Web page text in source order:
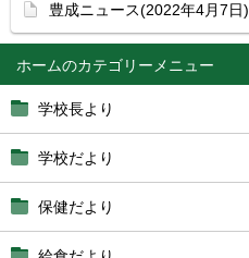
ホーム
学校長より
学校だより
保健だより
豊成ニュース(2022年4月7日)